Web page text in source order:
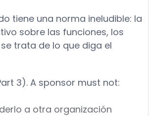
tiene una norma ineludible: la
sobre las funciones, los
trata de lo que diga el
3). A sponsor must not:
a otra organización